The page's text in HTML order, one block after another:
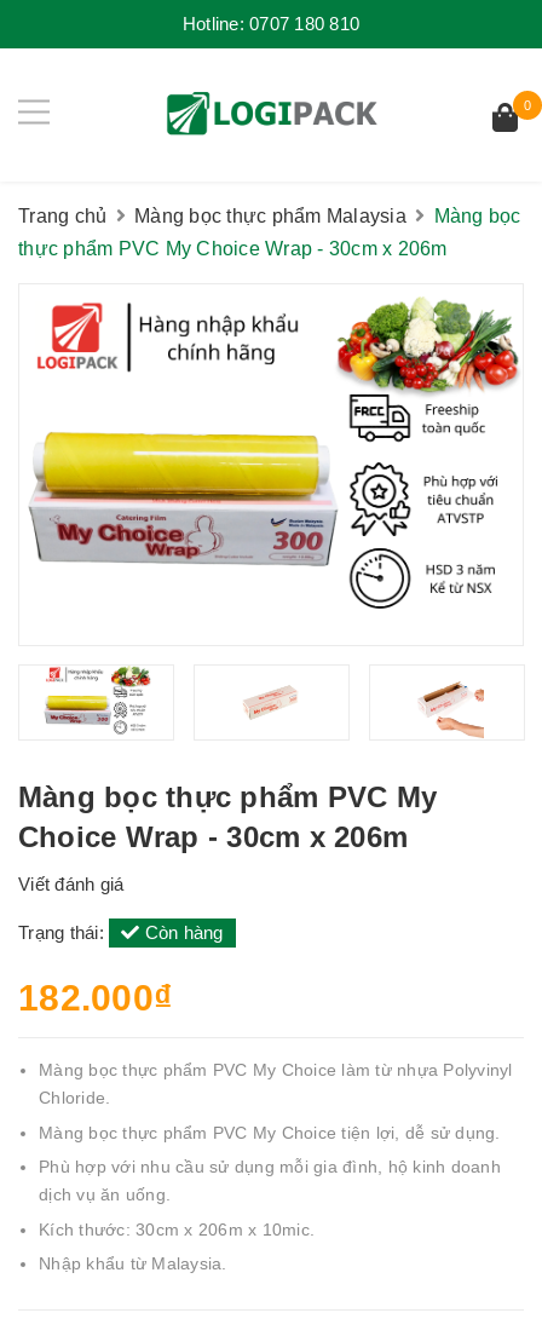
Hotline:0707 180 810
0
Trang chủ Màng bọc thực phẩm Malaysia
Màng bọc
thực phẩm PVC My Choice Wrap - 30cm x 206m
Màng bọc thực phẩm PVC My
Choice Wrap - 30cm x 206m
Viết đánh giá
Trạng thái: Còn hàng
182.000₫
Màng bọc thực phẩm PVC My Choice làm từ nhựa Polyvinyl
Chloride.
Màng bọc thực phẩm PVC My Choice tiện lợi, dễ sử dụng.
Phù hợp với nhu cầu sử dụng mỗi gia đình, hộ kinh doanh
dịch vụ ăn uống.
Kích thước: 30cm x 206m x 10mic.
Nhập khẩu từ Malaysia.